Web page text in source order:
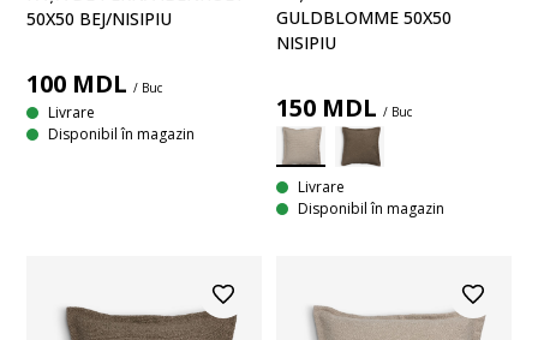
50X50 BEJ/NISIPIU
100 MDL / Buc
Livrare
Disponibil în magazin
GULDBLOMME 50X50
NISIPIU
150 MDL / Buc
Livrare
Disponibil în magazin